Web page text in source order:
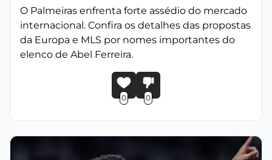
O Palmeiras enfrenta forte assédio do mercado
internacional. Confira os detalhes das propostas
da Europa e MLS por nomes importantes do
elenco de Abel Ferreira.
0 0